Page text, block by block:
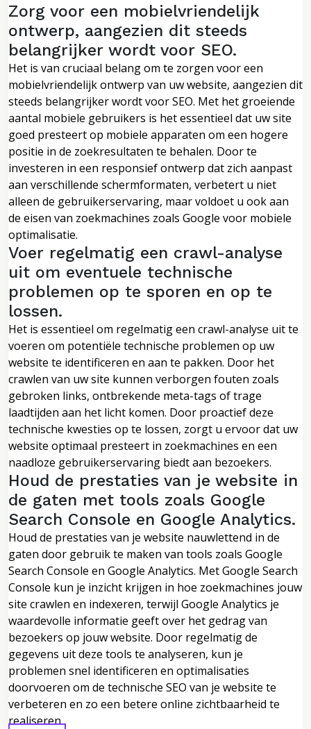
Zorg voor een mobielvriendelijk
ontwerp, aangezien dit steeds
belangrijker wordt voor SEO.
Het is van cruciaal belang om te zorgen voor een
mobielvriendelijk ontwerp van uw website, aangezien dit
steeds belangrijker wordt voor SEO. Met het groeiende
aantal mobiele gebruikers is het essentieel dat uw site
goed presteert op mobiele apparaten om een hogere
positie in de zoekresultaten te behalen. Door te
investeren in een responsief ontwerp dat zich aanpast
aan verschillende schermformaten, verbetert u niet
alleen de gebruikerservaring, maar voldoet u ook aan
de eisen van zoekmachines zoals Google voor mobiele
optimalisatie.
Voer regelmatig een crawl-analyse
uit om eventuele technische
problemen op te sporen en op te
lossen.
Het is essentieel om regelmatig een crawl-analyse uit te
voeren om potentiële technische problemen op uw
website te identificeren en aan te pakken. Door het
crawlen van uw site kunnen verborgen fouten zoals
gebroken links, ontbrekende meta-tags of trage
laadtijden aan het licht komen. Door proactief deze
technische kwesties op te lossen, zorgt u ervoor dat uw
website optimaal presteert in zoekmachines en een
naadloze gebruikerservaring biedt aan bezoekers.
Houd de prestaties van je website in
de gaten met tools zoals Google
Search Console en Google Analytics.
Houd de prestaties van je website nauwlettend in de
gaten door gebruik te maken van tools zoals Google
Search Console en Google Analytics. Met Google Search
Console kun je inzicht krijgen in hoe zoekmachines jouw
site crawlen en indexeren, terwijl Google Analytics je
waardevolle informatie geeft over het gedrag van
bezoekers op jouw website. Door regelmatig de
gegevens uit deze tools te analyseren, kun je
problemen snel identificeren en optimalisaties
doorvoeren om de technische SEO van je website te
verbeteren en zo een betere online zichtbaarheid te
realiseren.